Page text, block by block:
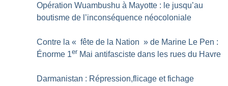
Opération Wuambushu à Mayotte : le jusqu’au
boutisme de l’inconséquence néocoloniale
Contre la « fête de la Nation » de Marine Le Pen :
Énorme 1er Mai antifasciste dans les rues du Havre
Darmanistan : Répression,flicage et fichage